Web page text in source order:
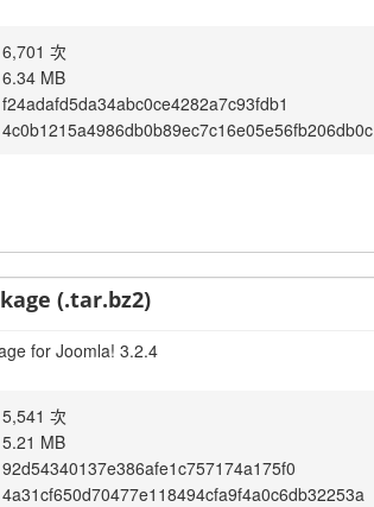
6,701 次
6.34 MB
f24adafd5da34abc0ce4282a7c93fdb1
4c0b1215a4986db0b89ec7c16e05e56fb206db0c
(.tar.bz2)
for Joomla! 3.2.4
5,541 次
5.21 MB
92d54340137e386afe1c757174a175f0
4a31cf650d70477e118494cfa9f4a0c6db32253a